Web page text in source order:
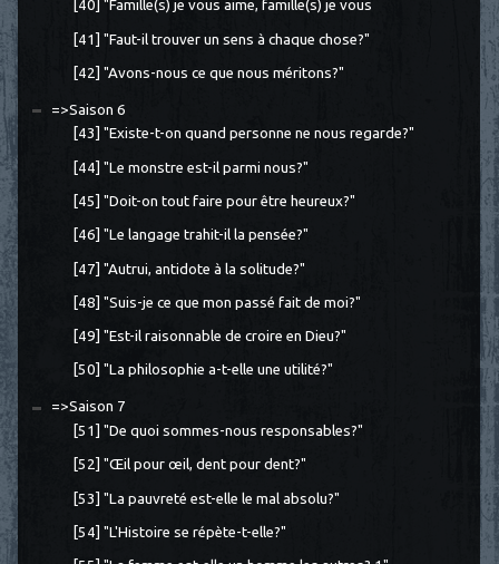
[40] "Famille(s) je vous aime, famille(s) je vous
[41] "Faut-il trouver un sens à chaque chose?"
[42] "Avons-nous ce que nous méritons?"
=>Saison 6
[43] "Existe-t-on quand personne ne nous regarde?"
[44] "Le monstre est-il parmi nous?"
[45] "Doit-on tout faire pour être heureux?"
[46] "Le langage trahit-il la pensée?"
[47] "Autrui, antidote à la solitude?"
[48] "Suis-je ce que mon passé fait de moi?"
[49] "Est-il raisonnable de croire en Dieu?"
[50] "La philosophie a-t-elle une utilité?"
=>Saison 7
[51] "De quoi sommes-nous responsables?"
[52] "Œil pour œil, dent pour dent?"
[53] "La pauvreté est-elle le mal absolu?"
[54] "L'Histoire se répète-t-elle?"